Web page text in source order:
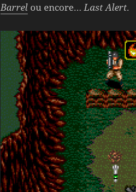
Barrel ou encore…Last Alert.